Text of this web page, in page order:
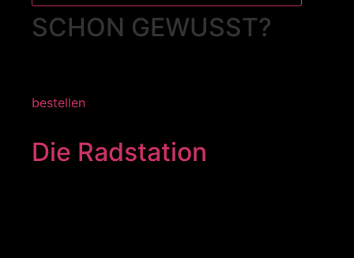
SCHON GEWUSST?
bestellen
Die Radstation